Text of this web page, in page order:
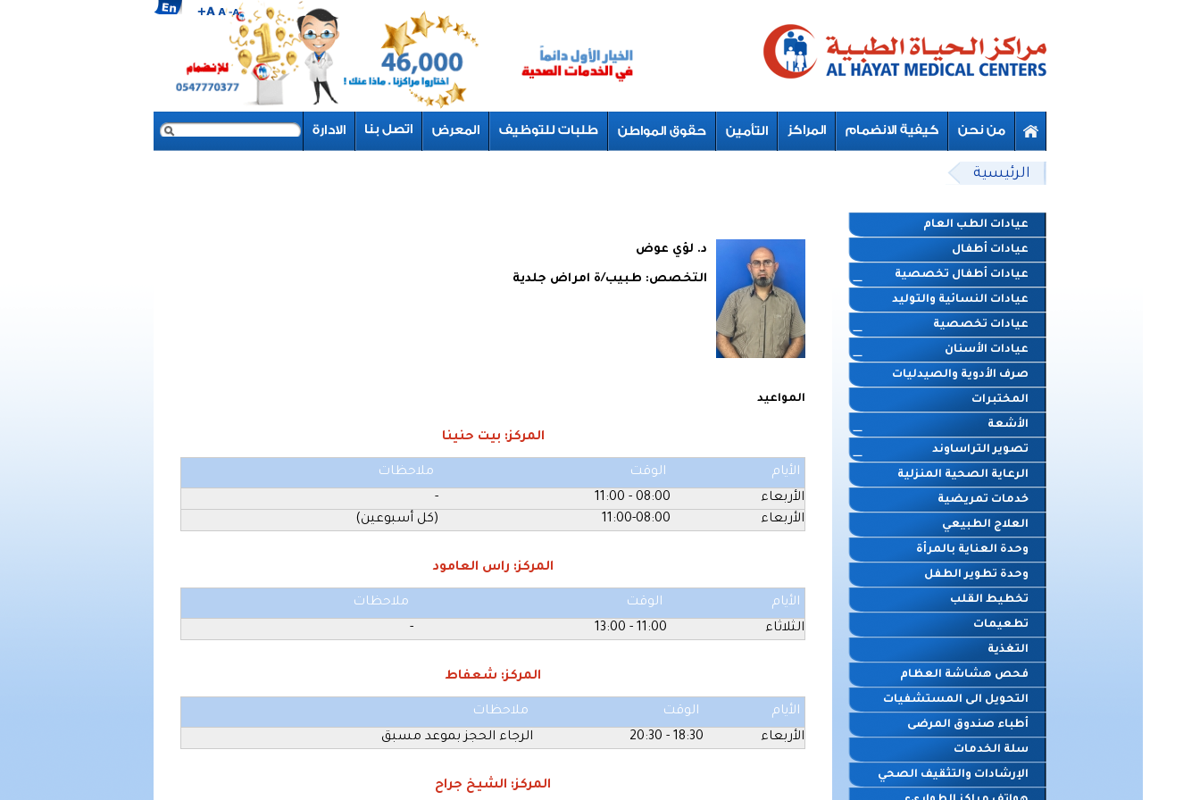
نموذج البحث
بحث
Beyond Designs You are here
الرئيسية
عيادات الطب العام
عيادات أطفال
عيادات أطفال تخصصية
عيادات النسائية والتوليد
عيادات تخصصية
عيادات الأسنان
صرف الأدوية والصيدليات
المختبرات
الأشعة
تصوير التراساوند
الرعاية الصحية المنزلية
خدمات تمريضية
العلاج الطبيعي
وحدة العناية بالمرأة
وحدة تطوير الطفل
تخطيط القلب
تطعيمات
التغذية
فحص هشاشة العظام
التحويل الى المستشفيات
أطباء صندوق المرضى
سلة الخدمات
الإرشادات والتثقيف الصحي
د. لؤي عوض
التخصص: طبيب/ة امراض جلدية
المواعيد
المركز: بيت حنينا
الأيام الوقت
ملاحظات
الأربعاء
08:00 - 11:00
-
الأربعاء
11:00-08:00 (كل أسبوعين)
المركز: راس العامود
الأيام الوقت
ملاحظات
الثلاثاء
11:00 - 13:00
-
المركز: شعفاط
الأيام الوقت
ملاحظات
الأربعاء
18:30 - 20:30 الرجاء الحجز بموعد مسبق
المركز: الشيخ جراح